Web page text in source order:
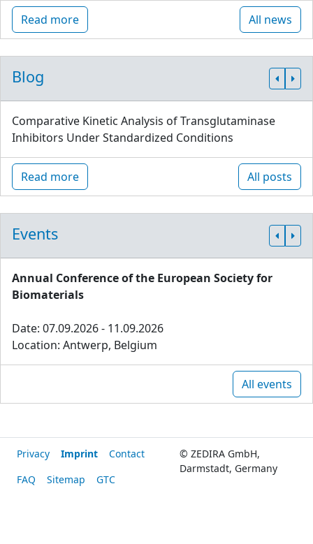
Read more All news
Blog
Comparative Kinetic Analysis of Transglutaminase
Inhibitors Under Standardized Conditions
Read more All posts
Events
Annual Conference of the European Society for
Biomaterials
Date: 07.09.2026 - 11.09.2026
Location: Antwerp, Belgium
All events
Privacy Imprint
Contact
FAQ
Sitemap GTC
© ZEDIRA GmbH,
Darmstadt, Germany